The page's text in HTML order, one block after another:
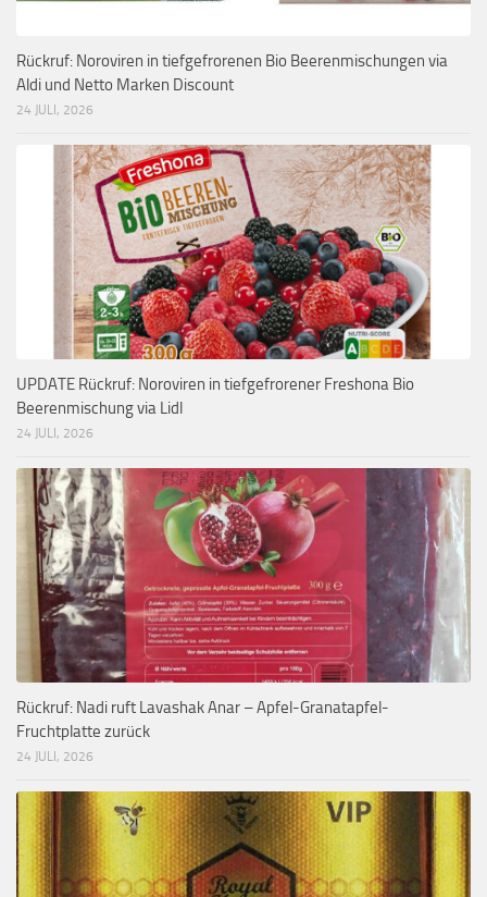
Rückruf: Noroviren in tiefgefrorenen Bio Beerenmischungen via
Aldi und Netto Marken Discount
24 JULI, 2026
UPDATE Rückruf: Noroviren in tiefgefrorener Freshona Bio
Beerenmischung via Lidl
24 JULI, 2026
Rückruf: Nadi ruft Lavashak Anar – Apfel-Granatapfel-
Fruchtplatte zurück
24 JULI, 2026